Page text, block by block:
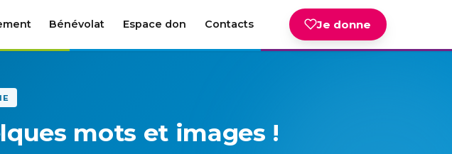
Bénévolat Espace don Contacts Je donne
mots et images !